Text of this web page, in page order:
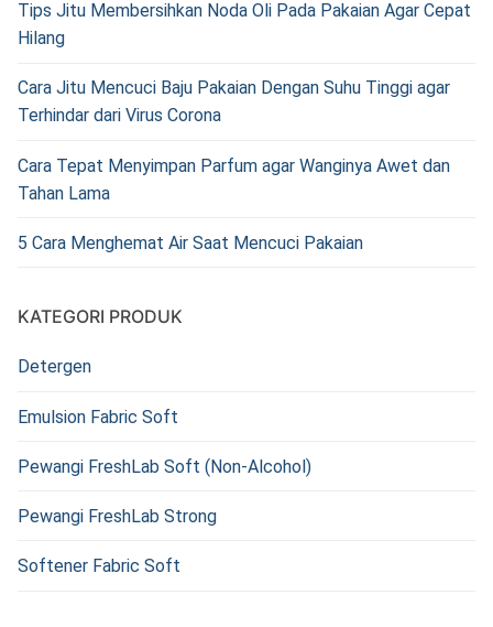
Tips Jitu Membersihkan Noda Oli Pada Pakaian Agar Cepat
Hilang
Cara Jitu Mencuci Baju Pakaian Dengan Suhu Tinggi agar
Terhindar dari Virus Corona
Cara Tepat Menyimpan Parfum agar Wanginya Awet dan
Tahan Lama
5 Cara Menghemat Air Saat Mencuci Pakaian
KATEGORI PRODUK
Detergen
Emulsion Fabric Soft
Pewangi FreshLab Soft (Non-Alcohol)
Pewangi FreshLab Strong
Softener Fabric Soft